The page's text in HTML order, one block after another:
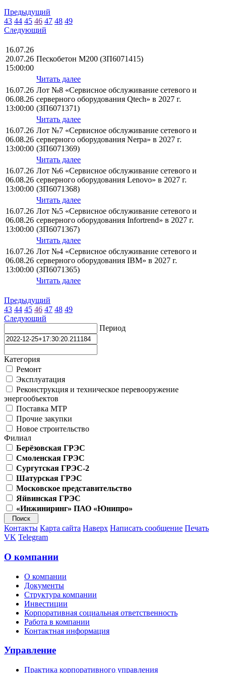
Предыдущий
43 44 45 46 47 48 49
Следующий
16.07.26
20.07.26
15:00:00
Пескобетон М200 (ЗП6071415)
Читать далее
16.07.26
06.08.26
13:00:00
Лот №8 «Сервисное обслуживание сетевого и
серверного оборудования Qtech» в 2027 г.
(ЗП6071371)
Читать далее
16.07.26
06.08.26
13:00:00
Лот №7 «Сервисное обслуживание сетевого и
серверного оборудования Nerpa» в 2027 г.
(ЗП6071369)
Читать далее
16.07.26
06.08.26
13:00:00
Лот №6 «Сервисное обслуживание сетевого и
серверного оборудования Lenovo» в 2027 г.
(ЗП6071368)
Читать далее
16.07.26
06.08.26
13:00:00
Лот №5 «Сервисное обслуживание сетевого и
серверного оборудования Infortrend» в 2027 г.
(ЗП6071367)
Читать далее
16.07.26
06.08.26
13:00:00
Лот №4 «Сервисное обслуживание сетевого и
серверного оборудования IBM» в 2027 г.
(ЗП6071365)
Читать далее
Предыдущий
43 44 45 46 47 48 49
Следующий
Период
Категория
Ремонт
Эксплуатация
Реконструкция и техническое перевооружение
энергообъектов
Поставка МТР
Прочие закупки
Новое строительство
Филиал
Берёзовская ГРЭС
Смоленская ГРЭС
Сургутская ГРЭС-2
Шатурская ГРЭС
Московское представительство
Яйвинская ГРЭС
«Инжиниринг» ПАО «Юнипро»
Контакты Карта сайта Наверх Написать сообщение Печать
VK Telegram
О компании
О компании
Документы
Структура компании
Инвестиции
Корпоративная социальная ответственность
Работа в компании
Контактная информация
Управление
Практика корпоративного управления